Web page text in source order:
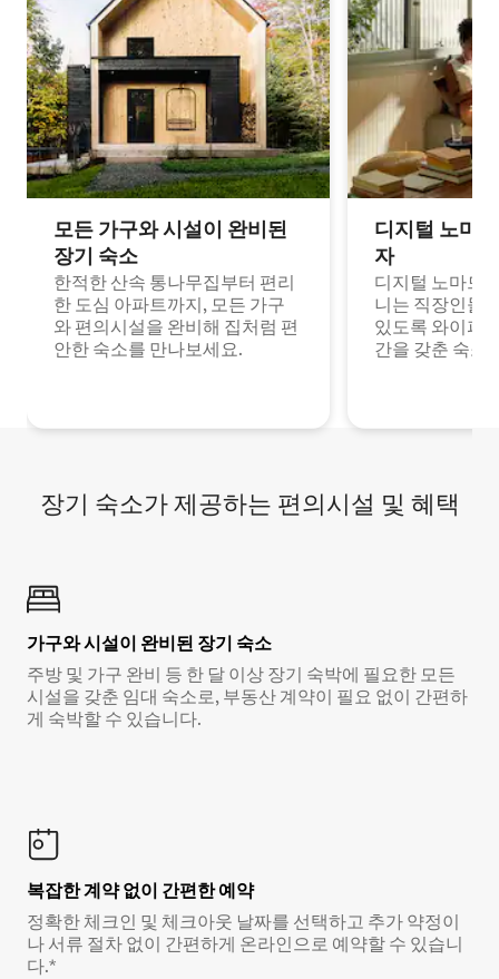
모든 가구와 시설이 완비된
장기 숙소
한적한 산속 통나무집부터 편리
한 도심 아파트까지, 모든 가구
와 편의시설을 완비해 집처럼 편
안한 숙소를 만나보세요.
디지털 노마
자
디지털 노마드
니는 직장인들
있도록 와이파
간을 갖춘 숙소
장기 숙소가 제공하는 편의시설 및 혜택
가구와 시설이 완비된 장기 숙소
주방 및 가구 완비 등 한 달 이상 장기 숙박에 필요한 모든
시설을 갖춘 임대 숙소로, 부동산 계약이 필요 없이 간편하
게 숙박할 수 있습니다.
복잡한 계약 없이 간편한 예약
정확한 체크인 및 체크아웃 날짜를 선택하고 추가 약정이
나 서류 절차 없이 간편하게 온라인으로 예약할 수 있습니
다.*